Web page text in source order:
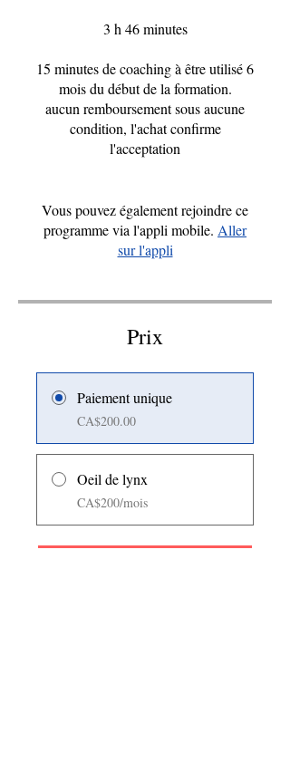
3 h 46 minutes
15 minutes de coaching à être utilisé 6
mois du début de la formation.
aucun remboursement sous aucune
condition, l'achat confirme
l'acceptation
Vous pouvez également rejoindre ce
programme via l'appli mobile. Aller
sur l'appli
Prix
Paiement unique
CA$200.00
Oeil de lynx
CA$200/mois